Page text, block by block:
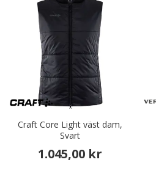
Craft Core Light väst dam,
Svart
1.045,00 kr